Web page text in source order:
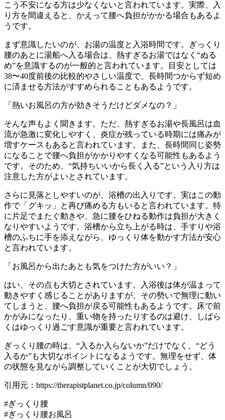
こう不安になる方は少なくないと言われています。実際、入
り方を間違えると、かえって腰へ負担がかかる場合もあるよ
うです。
まず意識したいのが、お湯の温度と入浴時間です。ぎっくり
腰のあとに湯船へ入る場合は、熱すぎるお湯ではなく“ぬる
め”を意識するのが一般的と言われています。目安としては
38〜40度前後の比較的やさしい温度で、長時間つからず短め
に済ませる方法がすすめられることもあるようです。
「熱いお風呂の方が効きそうだけどダメなの？」
そんな声もよく聞きます。ただ、熱すぎるお湯や長風呂は血
流が急激に変化しやすく、炎症が残っている時期には痛みが
増すケースもあると言われています。また、長時間同じ姿勢
になることで腰へ負担がかかりやすくなる可能性もあるよう
です。そのため、“気持ちいいから長く入る”という入り方は
注意した方がよいとされています。
さらに見落としやすいのが、浴槽の出入りです。実はこの動
作で「グキッ」と再び痛める方もいると言われています。特
に片足でまたぐ動きや、急に腰をひねる動作は負担が大きく
なりやすいようです。浴槽から立ち上がる時は、手すりや浴
槽のふちに手を添えながら、ゆっくり体を動かす方法が安心
と言われています。
「お風呂から出たあとも気をつけた方がいい？」
はい、その点も大切とされています。入浴後は体が温まって
動きやすく感じることがありますが、その勢いで無理に動い
てしまうと、腰へ負担が戻る可能性もあるようです。床で前
かがみになったり、重い物を持ったりするのは避け、しばら
くはゆっくり過ごす意識が重要と言われています。
ぎっくり腰の時は、“入るか入らないか”だけでなく、“どう
入るか”も大切なポイントになるようです。無理をせず、体
の状態を見ながら調整していくことが大切でしょう。
引用元：https://therapistplanet.co.jp/column/090/
#ぎっくり腰
#ぎっくり腰お風呂